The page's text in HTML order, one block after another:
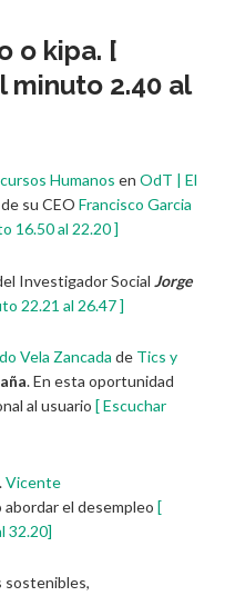
o kipa. [
minuto 2.40 al
Humanos en OdT | El
su CEO Francisco Garcia
16.50 al 22.20 ]
Investigador Social Jorge
22.21 al 26.47 ]
Vela Zancada de Tics y
. En esta oportunidad
al usuario [ Escuchar
Vicente
el desempleo [
32.20]
sostenibles,